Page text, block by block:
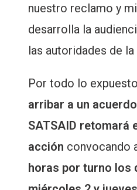
nuestro reclamo y
desarrolla la
las autoridades de
Por todo lo
arribar a un
SATSAID retomará
acción convocando
horas por turno los